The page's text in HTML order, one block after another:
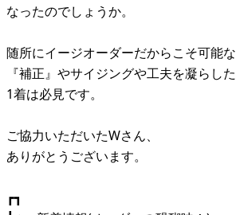
なったのでしょうか。
随所にイージオーダーだからこそ可能な
『補正』やサイジングや工夫を凝らした
1着は必見です。
ご協力いただいたWさん、
ありがとうございます。
┏┓